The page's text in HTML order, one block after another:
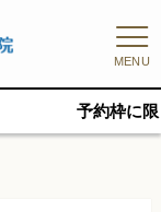
MENU
約枠に限りがある